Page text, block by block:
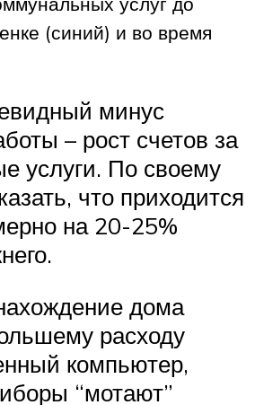
(синий) и во время
минус
– рост счетов за
услуги. По своему
что приходится
на 20-25%
дома
расходу
компьютер,
“мотают”